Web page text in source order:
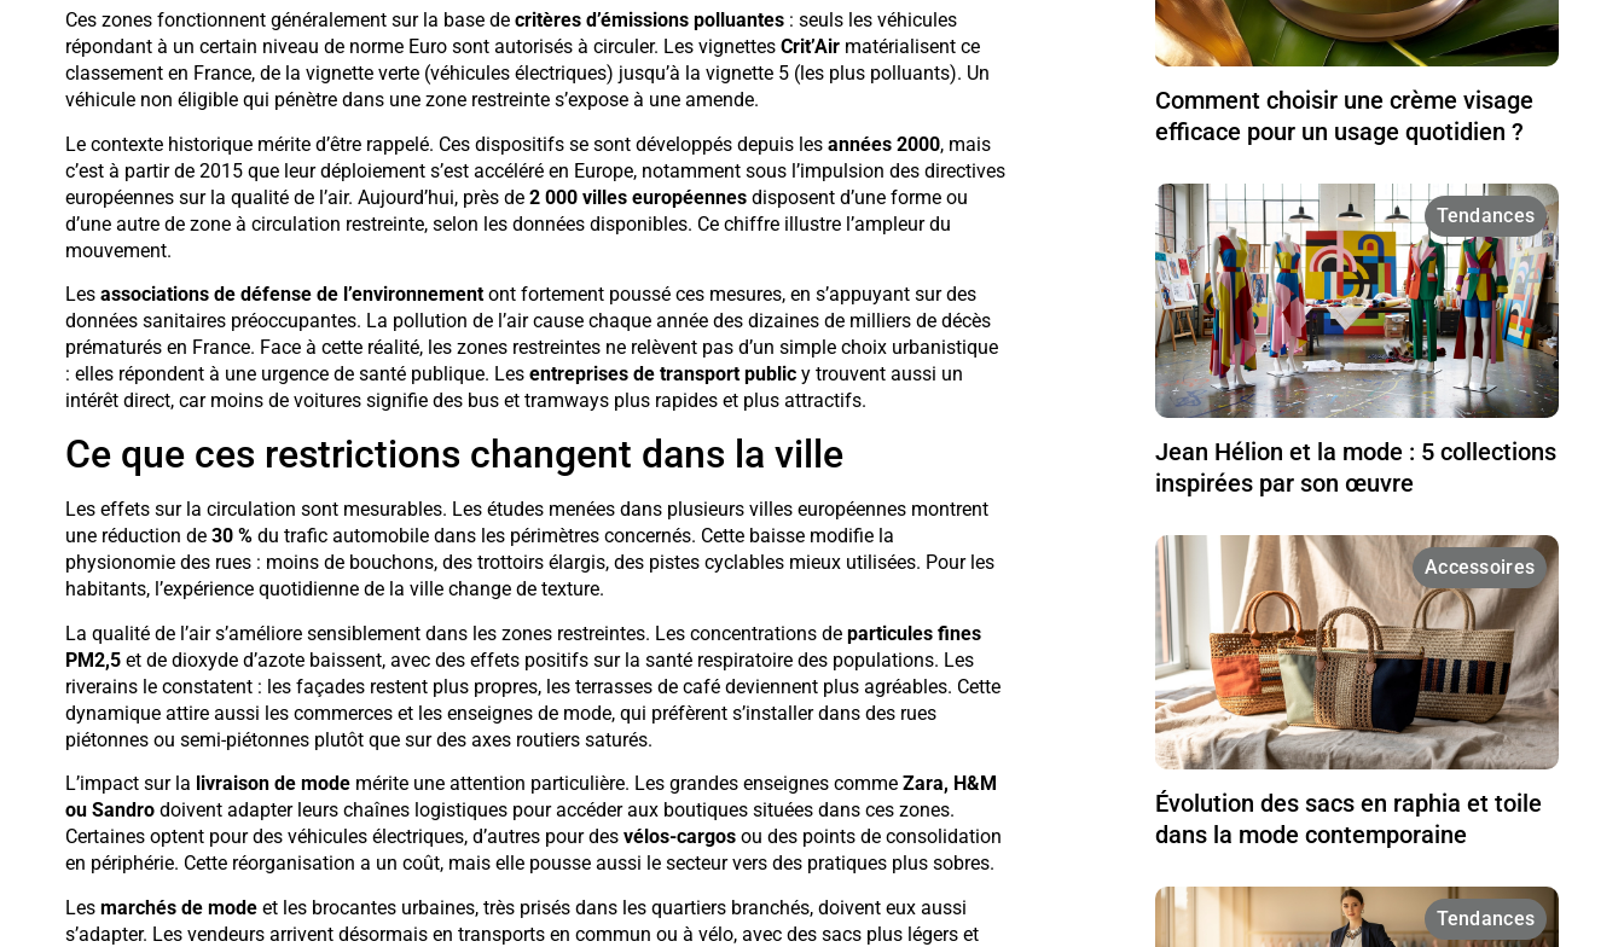
Ces zones fonctionnent généralement sur la base de critères d’émissions polluantes: seuls les véhicules
répondant à un certain niveau de norme Euro sont autorisés à circuler. Les vignettes Crit’Airmatérialisent ce
classement en France, de la vignette verte (véhicules électriques) jusqu’à la vignette 5 (les plus polluants). Un
véhicule non éligible qui pénètre dans une zone restreinte s’expose à une amende.
Le contexte historique mérite d’être rappelé. Ces dispositifs se sont développés depuis les années 2000, mais
c’est à partir de 2015 que leur déploiement s’est accéléré en Europe, notamment sous l’impulsion des directives
européennes sur la qualité de l’air. Aujourd’hui, près de 2 000 villes européennesdisposent d’une forme ou
d’une autre de zone à circulation restreinte, selon les données disponibles. Ce chiffre illustre l’ampleur du
mouvement.
Les associations de défense de l’environnementont fortement poussé ces mesures, en s’appuyant sur des
données sanitaires préoccupantes. La pollution de l’air cause chaque année des dizaines de milliers de décès
prématurés en France. Face à cette réalité, les zones restreintes ne relèvent pas d’un simple choix urbanistique
: elles répondent à une urgence de santé publique. Les entreprises de transport publicy trouvent aussi un
intérêt direct, car moins de voitures signifie des bus et tramways plus rapides et plus attractifs.
Ce que ces restrictions changent dans la ville
Les effets sur la circulation sont mesurables. Les études menées dans plusieurs villes européennes montrent
une réduction de 30 %du trafic automobile dans les périmètres concernés. Cette baisse modifie la
physionomie des rues : moins de bouchons, des trottoirs élargis, des pistes cyclables mieux utilisées. Pour les
habitants, l’expérience quotidienne de la ville change de texture.
La qualité de l’air s’améliore sensiblement dans les zones restreintes. Les concentrations de particules fines
PM2,5et de dioxyde d’azote baissent, avec des effets positifs sur la santé respiratoire des populations. Les
riverains le constatent : les façades restent plus propres, les terrasses de café deviennent plus agréables. Cette
dynamique attire aussi les commerces et les enseignes de mode, qui préfèrent s’installer dans des rues
piétonnes ou semi-piétonnes plutôt que sur des axes routiers saturés.
L’impact sur la livraison de modemérite une attention particulière. Les grandes enseignes comme Zara, H&M
ou Sandrodoivent adapter leurs chaînes logistiques pour accéder aux boutiques situées dans ces zones.
Certaines optent pour des véhicules électriques, d’autres pour des vélos-cargosou des points de consolidation
en périphérie. Cette réorganisation a un coût, mais elle pousse aussi le secteur vers des pratiques plus sobres.
Les marchés de modeet les brocantes urbaines, très prisés dans les quartiers branchés, doivent eux aussi
s’adapter. Les vendeurs arrivent désormais en transports en commun ou à vélo, avec des sacs plus légers et
Comment choisir une crème visage
efficace pour un usage quotidien ?
Tendances
Jean Hélion et la mode : 5 collections
inspirées par son œuvre
Accessoires
Évolution des sacs en raphia et toile
dans la mode contemporaine
Tendances